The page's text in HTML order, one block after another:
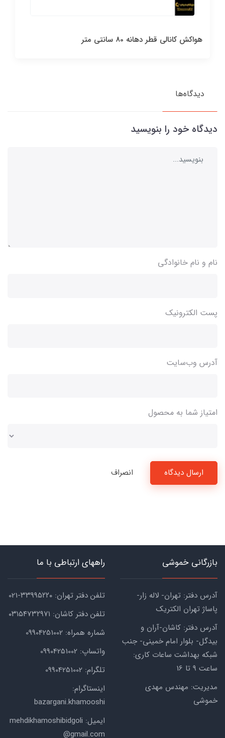
هواکش کانالی قطر دهانه 80 سانتی متر
دیدگاه‌ها
دیدگاه خود را بنویسید
نام و نام خانوادگی
پست الکترونیک
آدرس وب‌سایت
امتیاز شما به محصول
ارسال دیدگاه انصراف
بازرگانی خموشی
آدرس دفتر: تهران- لاله زار-
پاساژ تهران الکتریک
آدرس دفتر: کاشان-آران و
بیدگل- بلوار امام خمینی- جنب
شبکه بهداشت ساعات کاری:
ساعت ۹ تا 16
مدیریت: مهندس مهدی
خموشی
راههای ارتباطی با ما
تلفن دفتر تهران: ۳۳۹۹۵۲۲۰-021
تلفن دفتر کاشان: ۰۳۱۵۴۷۳۲۹۷۱
شماره همراه: 09904251002
واتساپ: 09904251002
تلگرام: 09904251002
اینستاگرام:
bazargani.khamooshi
ایمیل: mehdikhamoshibidgoli
@gmail.com